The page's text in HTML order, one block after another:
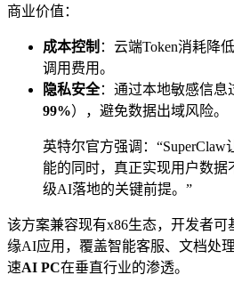
商业价值：
成本控制 ：云端Token消耗降低
调用费用。
隐私安全：通过本地敏感信息
99%），避免数据出域风险。
英特尔官方强调：“SuperClaw
能的同时，真正实现用户数据
级AI落地的关键前提。”
该方案兼容现有x86生态，开发者可
缘AI应用，覆盖智能客服、文档处
速AI PC在垂直行业的渗透。